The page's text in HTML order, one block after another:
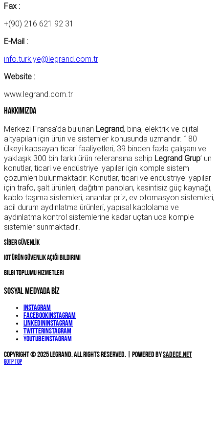
Fax :
+(90) 216 621 92 31
E-Mail :
info.turkiye@legrand.com.tr
Website :
www.legrand.com.tr
Hakkımızda
Merkezi Fransa’da bulunan Legrand, bina, elektrik ve dijital
altyapıları için ürün ve sistemler konusunda uzmandır. 180
ülkeyi kapsayan ticari faaliyetleri, 39 binden fazla çalışanı ve
yaklaşık 300 bin farklı ürün referansına sahip Legrand Grup’ un
konutlar, ticari ve endüstriyel yapılar için komple sistem
çözümleri bulunmaktadır. Konutlar, ticari ve endüstriyel yapılar
için trafo, şalt ürünleri, dağıtım panoları, kesintisiz güç kaynağı,
kablo taşıma sistemleri, anahtar priz, ev otomasyon sistemleri,
acil durum aydınlatma ürünleri, yapısal kablolama ve
aydınlatma kontrol sistemlerine kadar uçtan uca komple
sistemler sunmaktadır.
SİBER GÜVENLİK
IOT Ürün Güvenlik Açığı Bildirimi
Bilgi Toplumu Hizmetleri
SOSYAL MEDYADA BİZ
Instagram
FacebookInstagram
LinkedinInstagram
TwitterInstagram
YouTubeInstagram
Copyright © 2025 Legrand. All Rights Reserved. | Powered bySadece.NET
Gotp Top